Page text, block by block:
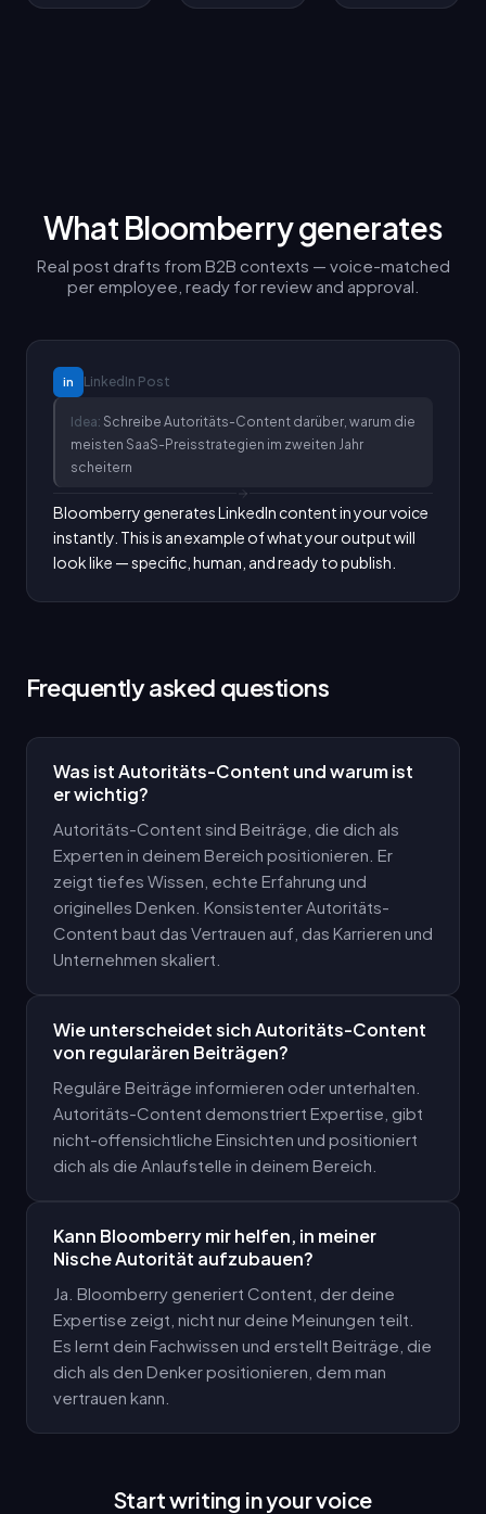
What Bloomberry generates
Real post drafts from B2B contexts — voice-matched
per employee, ready for review and approval.
in LinkedIn Post
Idea: Schreibe Autoritäts-Content darüber, warum die
meisten SaaS-Preisstrategien im zweiten Jahr
scheitern
Bloomberry generates LinkedIn content in your voice
instantly. This is an example of what your output will
look like — specific, human, and ready to publish.
Frequently asked questions
Was ist Autoritäts-Content und warum ist
er wichtig?
Autoritäts-Content sind Beiträge, die dich als
Experten in deinem Bereich positionieren. Er
zeigt tiefes Wissen, echte Erfahrung und
originelles Denken. Konsistenter Autoritäts-
Content baut das Vertrauen auf, das Karrieren und
Unternehmen skaliert.
Wie unterscheidet sich Autoritäts-Content
von regularären Beiträgen?
Reguläre Beiträge informieren oder unterhalten.
Autoritäts-Content demonstriert Expertise, gibt
nicht-offensichtliche Einsichten und positioniert
dich als die Anlaufstelle in deinem Bereich.
Kann Bloomberry mir helfen, in meiner
Nische Autorität aufzubauen?
Ja. Bloomberry generiert Content, der deine
Expertise zeigt, nicht nur deine Meinungen teilt.
Es lernt dein Fachwissen und erstellt Beiträge, die
dich als den Denker positionieren, dem man
vertrauen kann.
Start writing in your voice